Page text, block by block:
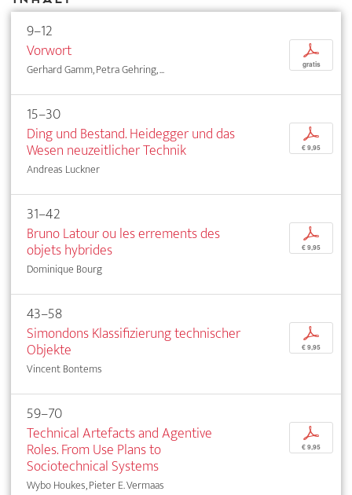
9–12
Vorwort
Gerhard Gamm, Petra Gehring, ...
p
gratis
15–30
Ding und Bestand. Heidegger und das
Wesen neuzeitlicher Technik
Andreas Luckner
p
€ 9,95
31–42
Bruno Latour ou les errements des
objets hybrides
Dominique Bourg
p
€ 9,95
43–58
Simondons Klassifizierung technischer
Objekte
Vincent Bontems
p
€ 9,95
59–70
Technical Artefacts and Agentive
Roles. From Use Plans to
Sociotechnical Systems
Wybo Houkes, Pieter E. Vermaas
p
€ 9,95